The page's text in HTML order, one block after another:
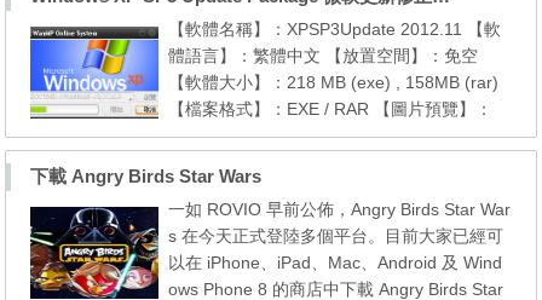
餘。 設定方法： 第1步 按一下「視窗」＋
「R」快速鍵開啟「執行」視窗，輸入「gpedi
t.msc」再按「確定」按鈕。 第2步 開啟群
組原則設定視窗...
【軟體名稱】：XPSP3Update 2012.11 【軟
體語言】：繁體中文 【放置空間】：免空
【軟體大小】：218 MB (exe) , 158MB (rar)
【檔案格式】：EXE / RAR 【圖片預覽】：
【安裝說明】： 1. 本修正檔包含 XP SP3 以
更新修正檔， 2. 本修正包無反安裝功能，請
先考慮後再決定是否安裝， 3. 安裝前請先將
所有已開啟的程式完全關閉，以免更新失敗，
4. 本修正檔並無選...
下載 Angry Birds Star Wars
一如 ROVIO 早前公佈，Angry Birds Star War
s 在今天正式登陸多個平台。目前大家已經可
以在 iPhone、iPad、Mac、Android 及 Wind
ows Phone 8 的商店中下載 Angry Birds Star